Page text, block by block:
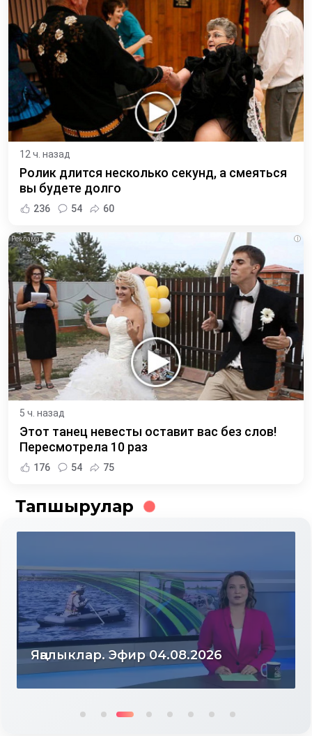
12 ч. назад
Ролик длится несколько секунд, а смеяться
вы будете долго
236 54 60
i
5 ч. назад
Этот танец невесты оставит вас без слов!
Пересмотрела 10 раз
176 54 75
Тапшырулар
Яңалыклар. Эфир 03.08.2026